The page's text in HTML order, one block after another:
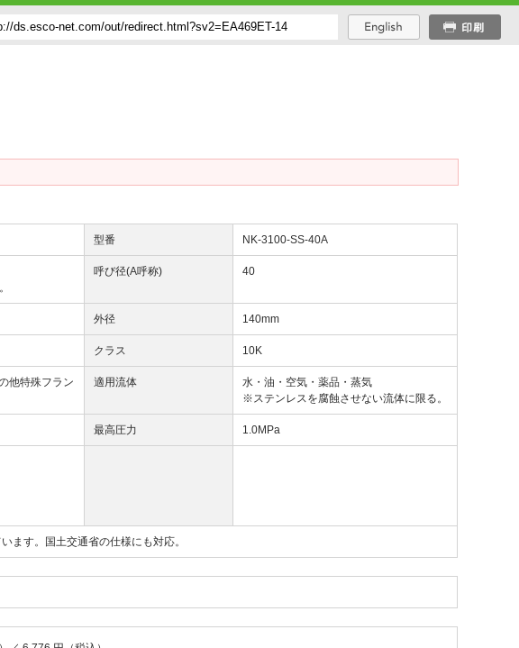
型番 NK-3100-SS-40A
呼び径(A呼称) 40
外径 140mm
クラス 10K
他特殊フラン
適用流体
水・油・空気・薬品・蒸気
※ステンレスを腐蝕させない流体に限る。
最高圧力 1.0MPa
ます。国土交通省の仕様にも対応。